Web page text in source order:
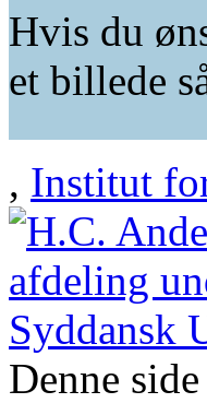
Hvis du
et billede
, Institut
Denne